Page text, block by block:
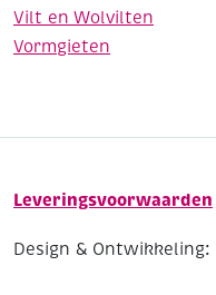
Vilt en Wolvilten
Vormgieten
Leveringsvoorwaarden
Design & Ontwikkeling: